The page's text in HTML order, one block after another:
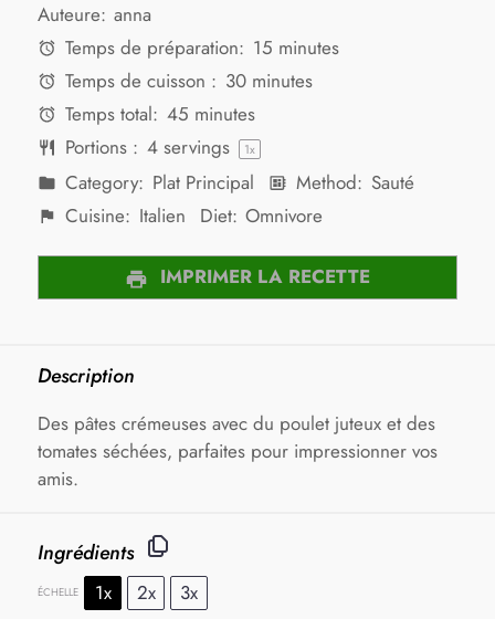
Auteure: anna
Temps de préparation: 15 minutes
Temps de cuisson : 30 minutes
Temps total: 45 minutes
Portions : 4servings 1x
Category: Plat Principal Method: Sauté
Cuisine: Italien Diet: Omnivore
IMPRIMER LA RECETTE
Description
Des pâtes crémeuses avec du poulet juteux et des
tomates séchées, parfaites pour impressionner vos
amis.
Ingrédients
ÉCHELLE 1x 2x 3x